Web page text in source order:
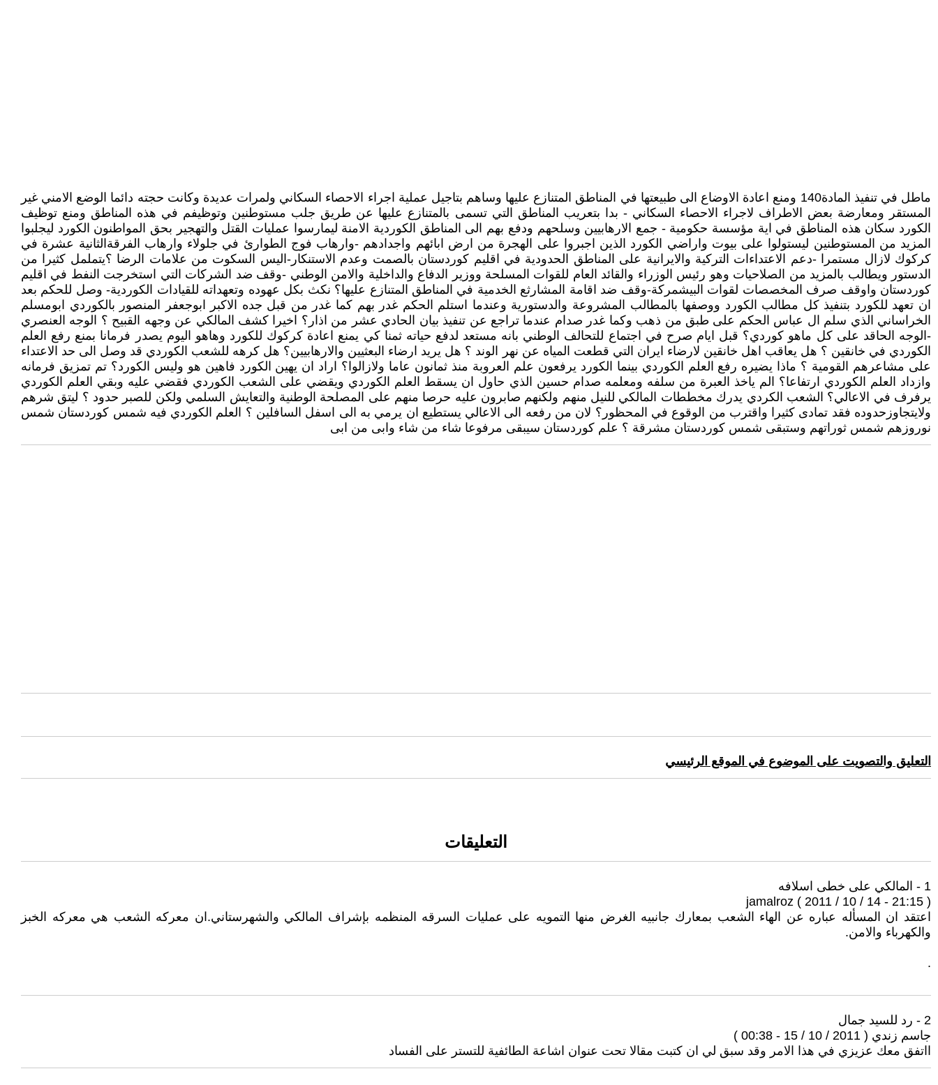
ماطل في تنفيذ المادة140 ومنع اعادة الاوضاع الى طبيعتها في المناطق المتنازع عليها وساهم بتاجيل عملية اجراء الاحصاء السكاني ولمرات عديدة وكانت حجته دائما الوضع الامني غير
المستقر ومعارضة بعض الاطراف لاجراء الاحصاء السكاني - بدا بتعريب المناطق التي تسمى بالمتنازع عليها عن طريق جلب مستوطنين وتوظيفم في هذه المناطق ومنع توظيف
الكورد سكان هذه المناطق في اية مؤسسة حكومية - جمع الارهابيين وسلحهم ودفع بهم الى المناطق الكوردية الامنة ليمارسوا عمليات القتل والتهجير بحق المواطنون الكورد ليجلبوا
المزيد من المستوطنين ليستولوا على بيوت واراضي الكورد الذين اجبروا على الهجرة من ارض ابائهم واجدادهم -وارهاب فوج الطوارئ في جلولاء وارهاب الفرقةالثانية عشرة في
كركوك لازال مستمرا -دعم الاعتداءات التركية والايرانية على المناطق الحدودية في اقليم كوردستان بالصمت وعدم الاستنكار-اليس السكوت من علامات الرضا ؟يتململ كثيرا من
الدستور ويطالب بالمزيد من الصلاحيات وهو رئيس الوزراء والقائد العام للقوات المسلحة ووزير الدفاع والداخلية والامن الوطني -وقف ضد الشركات التي استخرجت النفط في اقليم
كوردستان واوقف صرف المخصصات لقوات البيشمركة-وقف ضد اقامة المشارثع الخدمية في المناطق المتنازع عليها؟ نكث بكل عهوده وتعهداته للقيادات الكوردية- وصل للحكم بعد
ان تعهد للكورد بتنفيذ كل مطالب الكورد ووصفها بالمطالب المشروعة والدستورية وعندما استلم الحكم غدر بهم كما غدر من قبل جده الاكبر ابوجعفر المنصور بالكوردي ابومسلم
الخراساني الذي سلم ال عباس الحكم على طبق من ذهب وكما غدر صدام عندما تراجع عن تنفيذ بيان الحادي عشر من اذار؟ اخيرا كشف المالكي عن وجهه القبيح ؟ الوجه العنصري
-الوجه الحاقد على كل ماهو كوردي؟ قبل ايام صرح في اجتماع للتحالف الوطني بانه مستعد لدفع حياته ثمنا كي يمنع اعادة كركوك للكورد وهاهو اليوم يصدر فرمانا بمنع رفع العلم
الكوردي في خانقين ؟ هل يعاقب اهل خانقين لارضاء ايران التي قطعت المياه عن نهر الوند ؟ هل يريد ارضاء البعثيين والارهابيين؟ هل كرهه للشعب الكوردي قد وصل الى حد الاعتداء
على مشاعرهم القومية ؟ ماذا يضيره رفع العلم الكوردي بينما الكورد يرفعون علم العروبة منذ ثمانون عاما ولازالوا؟ اراد ان يهين الكورد فاهين هو وليس الكورد؟ تم تمزيق فرمانه
وازداد العلم الكوردي ارتفاعا؟ الم ياخذ العبرة من سلفه ومعلمه صدام حسين الذي حاول ان يسقط العلم الكوردي ويقضي على الشعب الكوردي فقضي عليه وبقي العلم الكوردي
يرفرف في الاعالي؟ الشعب الكردي يدرك مخططات المالكي للنيل منهم ولكنهم صابرون عليه حرصا منهم على المصلحة الوطنية والتعايش السلمي ولكن للصبر حدود ؟ ليتق شرهم
ولايتجاوزحدوده فقد تمادى كثيرا واقترب من الوقوع في المحظور؟ لان من رفعه الى الاعالي يستطيع ان يرمي به الى اسفل السافلين ؟ العلم الكوردي فيه شمس كوردستان شمس
نوروزهم شمس ثوراتهم وستبقى شمس كوردستان مشرقة ؟ علم كوردستان سيبقى مرفوعا شاء من شاء وابى من ابى
التعليق والتصويت على الموضوع في الموقع الرئيسي
التعليقات
1 - المالكي على خطى اسلافه
jamalroz ( 2011 / 10 / 14 - 21:15 )
اعتقد ان المسأله عباره عن الهاء الشعب بمعارك جانبيه الغرض منها التمويه على عمليات السرقه المنظمه بإشراف المالكي والشهرستاني.ان معركه الشعب هي معركه الخبز
والكهرباء والامن.
.
2 - رد للسيد جمال
جاسم زندي ( 2011 / 10 / 15 - 00:38 )
ااتفق معك عزيزي في هذا الامر وقد سبق لي ان كتبت مقالا تحت عنوان اشاعة الطائفية للتستر على الفساد